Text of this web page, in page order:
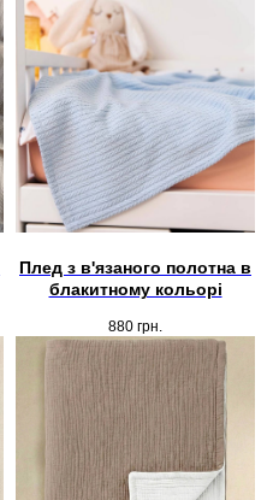
Плед з в'язаного полотна в
блакитному кольорі
880 грн.